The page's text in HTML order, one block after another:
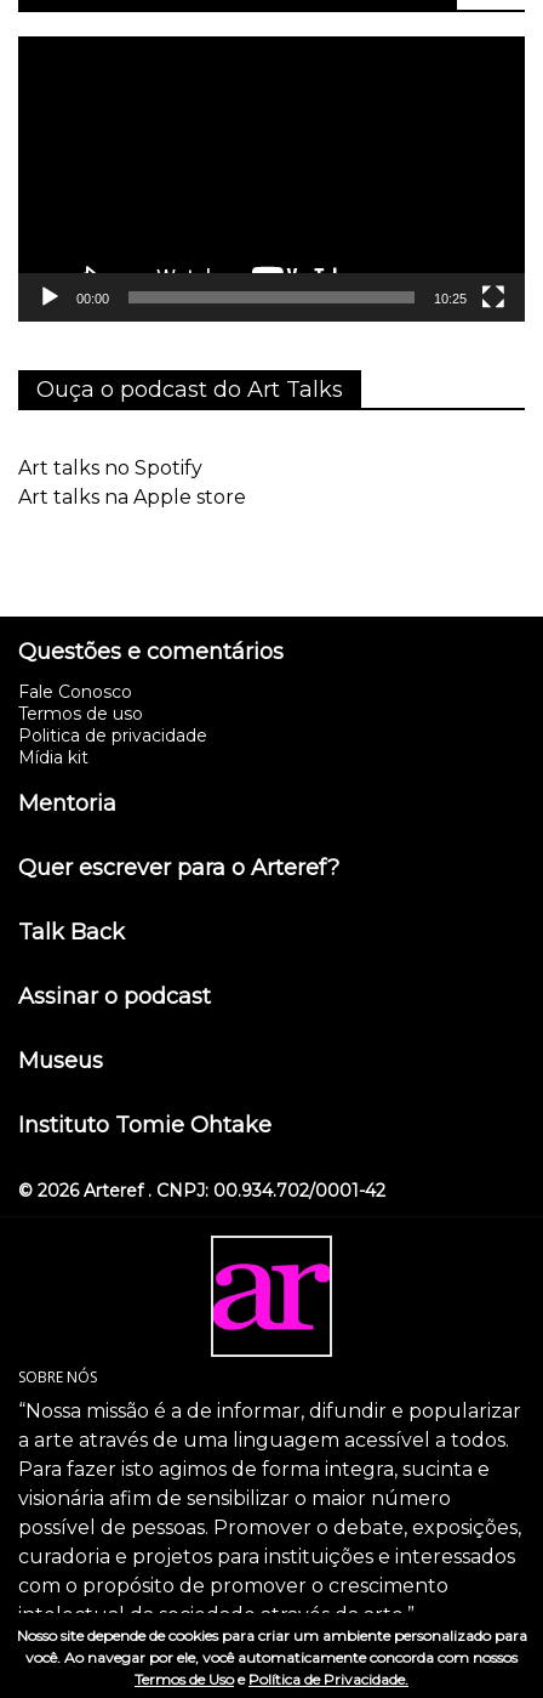
00:00 10:25
Ouça o podcast do Art Talks
Art talks no Spotify
Art talks na Apple store
Questões e comentários
Fale Conosco
Termos de uso
Politica de privacidade
Mídia kit
Mentoria
Quer escrever para o Arteref?
Talk Back
Assinar o podcast
Museus
Instituto Tomie Ohtake
© 2026 Arteref . CNPJ: 00.934.702/0001-42
SOBRE NÓS
“Nossa missão é a de informar, difundir e popularizar
a arte através de uma linguagem acessível a todos.
Para fazer isto agimos de forma integra, sucinta e
visionária afim de sensibilizar o maior número
possível de pessoas. Promover o debate, exposições,
curadoria e projetos para instituições e interessados
com o propósito de promover o crescimento
intelectual da sociedade através da arte.”
SIGA-NOS
Nosso site depende de cookies para criar um ambiente personalizado para
você. Ao navegar por ele, você automaticamente concorda com nossos
Termos de Usoe Política de Privacidade.